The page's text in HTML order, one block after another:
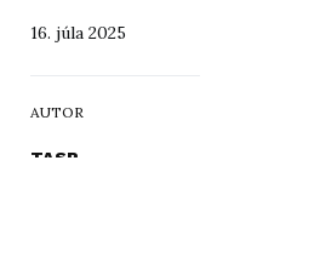
16. júla 2025
AUTOR
TASR